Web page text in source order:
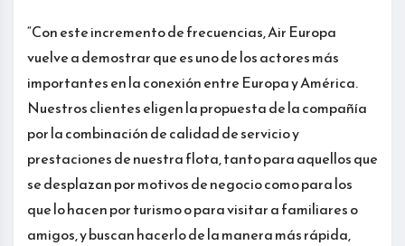
“Con este incremento de frecuencias, Air Europa
vuelve a demostrar que es uno de los actores más
importantes en la conexión entre Europa y América.
Nuestros clientes eligen la propuesta de la compañía
por la combinación de calidad de servicio y
prestaciones de nuestra flota, tanto para aquellos que
se desplazan por motivos de negocio como para los
que lo hacen por turismo o para visitar a familiares o
amigos, y buscan hacerlo de la manera más rápida,